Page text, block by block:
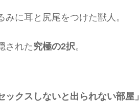
に耳と尻尾をつけた獣人。
された究極の2択。
ックスしないと出られない部屋」